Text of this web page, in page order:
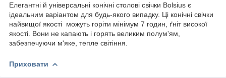
Елегантні й універсальні конічні столові свічки Bolsius є
ідеальним варіантом для будь-якого випадку. Ці конічні свічки
найвищої якості можуть горіти мінімум 7 годин, ґніт високої
якості. Вони не капають і горять великим полум'ям,
забезпечуючи м'яке, тепле світіння.
Приховати